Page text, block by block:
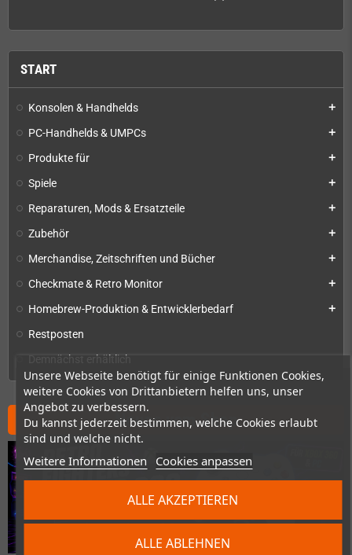
Unsere Webseite benötigt für einige Funktionen Cookies,
weitere Cookies von Drittanbietern helfen uns, unser
Angebot zu verbessern.
Du kannst jederzeit bestimmen, welche Cookies erlaubt
sind und welche nicht.
Weitere Informationen Cookies anpassen
ALLE ABLEHNEN
ALLE AKZEPTIEREN
START
Konsolen & Handhelds add
PC-Handhelds & UMPCs add
Produkte für add
Spiele add
Reparaturen, Mods & Ersatzteile add
Zubehör add
Merchandise, Zeitschriften und Bücher add
Checkmate & Retro Monitor add
Homebrew-Produktion & Entwicklerbedarf add
Restposten
Demnächst erhältlich
Neues vom Shop